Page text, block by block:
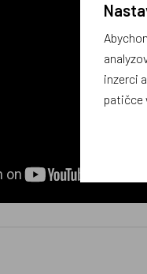
inzerci
patičce